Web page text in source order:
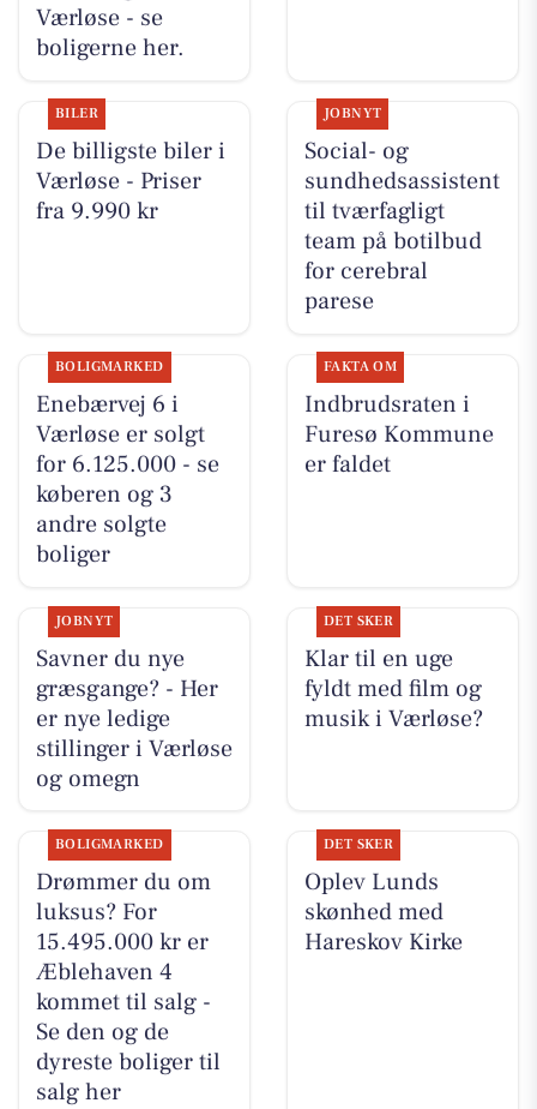
Værløse - se
boligerne her.
BILER
De billigste biler i
Værløse - Priser
fra 9.990 kr
JOBNYT
Social- og
sundhedsassistent
til tværfagligt
team på botilbud
for cerebral
parese
BOLIGMARKED
Enebærvej 6 i
Værløse er solgt
for 6.125.000 - se
køberen og 3
andre solgte
boliger
FAKTA OM
Indbrudsraten i
Furesø Kommune
er faldet
JOBNYT
Savner du nye
græsgange? - Her
er nye ledige
stillinger i Værløse
og omegn
DET SKER
Klar til en uge
fyldt med film og
musik i Værløse?
BOLIGMARKED
Drømmer du om
luksus? For
15.495.000 kr er
Æblehaven 4
kommet til salg -
Se den og de
dyreste boliger til
salg her
DET SKER
Oplev Lunds
skønhed med
Hareskov Kirke